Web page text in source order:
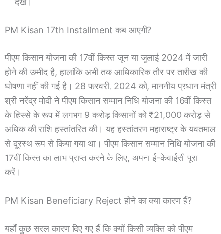
देखें।
PM Kisan 17th Installment कब आएगी?
पीएम किसान योजना की 17वीं किस्त जून या जुलाई 2024 में जारी
होने की उम्मीद है, हालांकि अभी तक आधिकारिक तौर पर तारीख की
घोषणा नहीं की गई है। 28 फरवरी, 2024 को, माननीय प्रधान मंत्री
श्री नरेंद्र मोदी ने पीएम किसान सम्मान निधि योजना की 16वीं किस्त
के हिस्से के रूप में लगभग 9 करोड़ किसानों को ₹21,000 करोड़ से
अधिक की राशि हस्तांतरित की। यह हस्तांतरण महाराष्ट्र के यवतमाल
से दूरस्थ रूप से किया गया था। पीएम किसान सम्मान निधि योजना की
17वीं किस्त का लाभ प्राप्त करने के लिए, अपना ई-केवाईसी पूरा
करें।
PM Kisan Beneficiary Reject होने का क्या कारण हैं?
यहाँ कुछ सरल कारण दिए गए हैं कि क्यों किसी व्यक्ति को पीएम